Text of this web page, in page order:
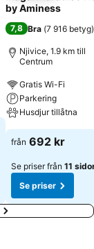
by Aminess
7,8 Bra (7 916 betyg)
Njivice, 1.9 km till
Centrum
Gratis Wi-Fi
Parkering
Husdjur tillåtna
från 692 kr
Se priser från 11
Se priser